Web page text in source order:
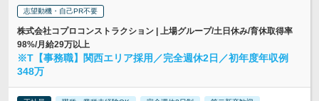
志望動機・自己PR不要
株式会社コプロコンストラクション | 上場グループ/土日休み/育休取得率
98%/月給29万以上
※T【事務職】関西エリア採用／完全週休2日／初年度年収例
348万